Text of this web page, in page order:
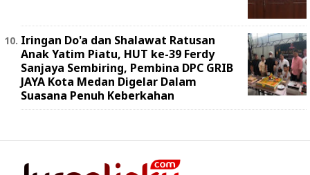
Iringan Do'a dan Shalawat Ratusan
Anak Yatim Piatu, HUT ke-39 Ferdy
Sanjaya Sembiring, Pembina DPC GRIB
JAYA Kota Medan Digelar Dalam
Suasana Penuh Keberkahan